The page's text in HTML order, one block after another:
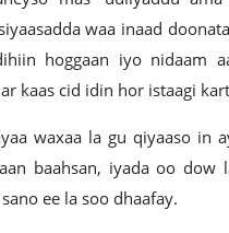
waa inaad
hoggaan iyo nidaam
kaas cid idin hor istaagi
waxaa la gu qiyaaso in
baahsan, iyada oo dow
ee la soo dhaafay.